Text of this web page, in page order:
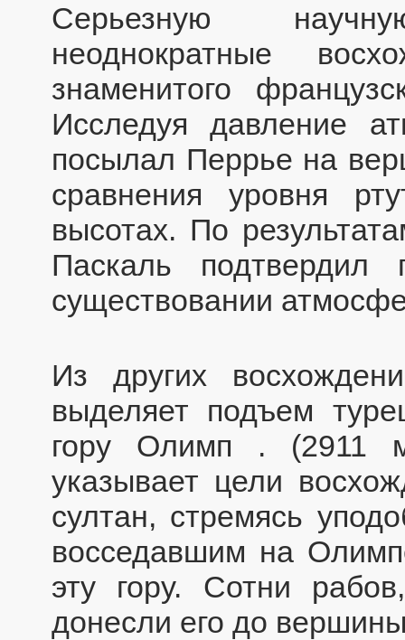
Серьезную
неоднократные
знаменитого
Исследуя давление
посылал Перрье на
сравнения уровня
высотах. По
Паскаль подтвердил
существовании
Из других
выделяет подъем
гору Олимп . (2911
указывает цели
султан, стремясь
восседавшим на
эту гору. Сотни
донесли его до